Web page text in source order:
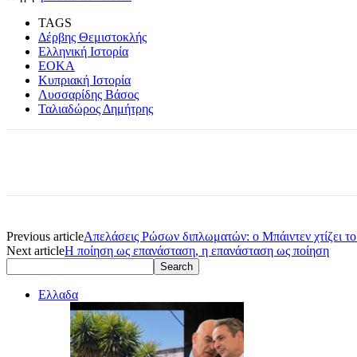
TAGS
Δέρβης Θεμιστοκλής
Ελληνική Ιστορία
ΕΟΚΑ
Κυπριακή Ιστορία
Λυσσαρίδης Βάσος
Ταλιαδώρος Δημήτρης
Previous articleΑπελάσεις Ρώσων διπλωματών: ο Μπάιντεν χτίζει
Next articleΗ ποίηση ως επανάσταση, η επανάσταση ως ποίηση
Ελλαδα